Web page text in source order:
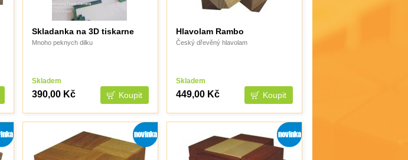
Skladanka na 3D tiskarne
Mnoho peknych dilku
Skladem
390,00 Kč
Hlavolam Rambo
Český dřevěný hlavolam
Skladem
449,00 Kč